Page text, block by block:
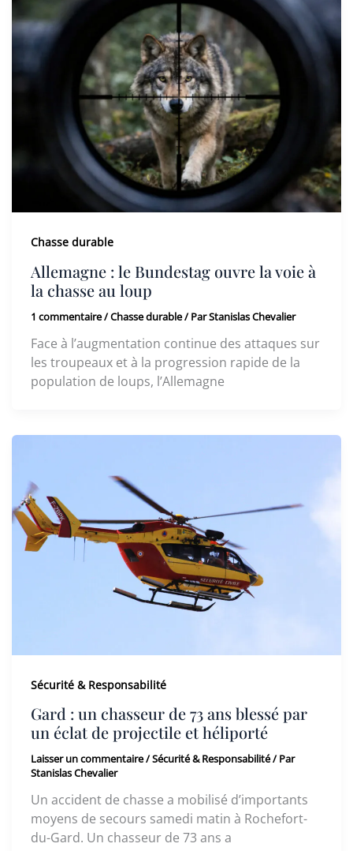
Chasse durable
Allemagne : le Bundestag ouvre la voie à
la chasse au loup
1 commentaire/Chasse durable/ ParStanislas Chevalier
Face à l’augmentation continue des attaques sur
les troupeaux et à la progression rapide de la
population de loups, l’Allemagne
Sécurité & Responsabilité
Gard : un chasseur de 73 ans blessé par
un éclat de projectile et héliporté
Laisser un commentaire/Sécurité & Responsabilité/ Par
Stanislas Chevalier
Un accident de chasse a mobilisé d’importants
moyens de secours samedi matin à Rochefort-
du-Gard. Un chasseur de 73 ans a